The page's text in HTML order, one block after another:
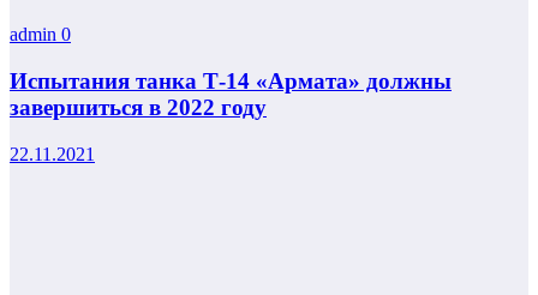
admin 0
Испытания танка Т-14 «Армата» должны
завершиться в 2022 году
22.11.2021